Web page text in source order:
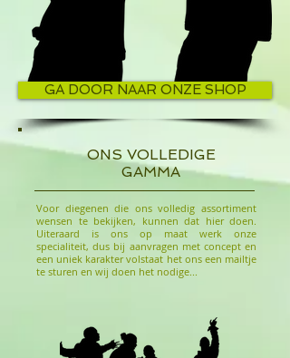
GA DOOR NAAR ONZE SHOP
ONS VOLLEDIGE
GAMMA
Voor diegenen die ons volledig assortiment
wensen te bekijken, kunnen dat hier doen.
Uiteraard is ons op maat werk onze
specialiteit, dus bij aanvragen met concept en
een uniek karakter volstaat het ons een mailtje
te sturen en wij doen het nodige...